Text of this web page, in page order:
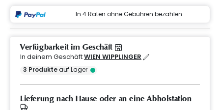
In 4 Raten ohne Gebühren bezahlen
Verfügbarkeit im Geschäft
In deinem GeschäftWIEN WIPPLINGER
3 Produkteauf Lager
Lieferung nach Hause oder an eine Abholstation